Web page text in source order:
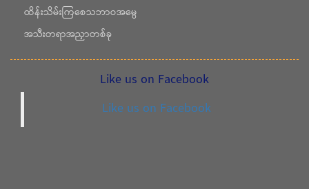
ထိန်းသိမ်းကြစေသဘာဝအမွေ
အသီးတရာအညှာတစ်ခု
Like us on Facebook
Like us on Facebook